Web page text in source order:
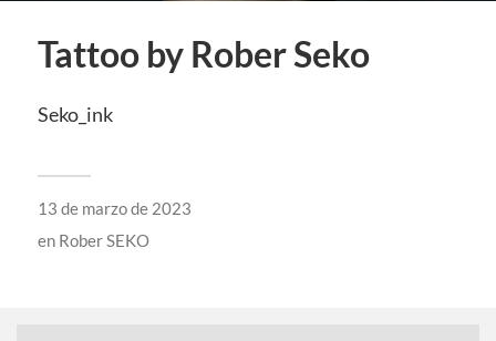
Tattoo by Rober Seko
Seko_ink
13 de marzo de 2023
en Rober SEKO